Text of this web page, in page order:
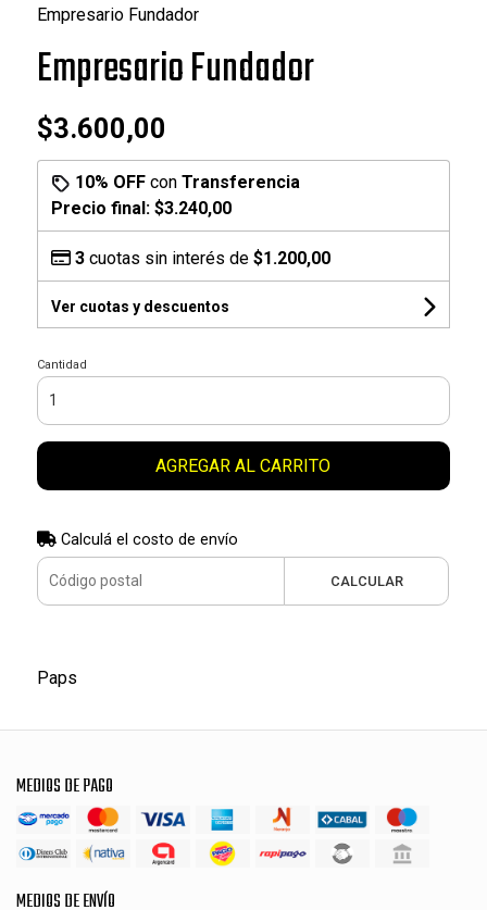
Empresario Fundador
Empresario Fundador
$3.600,00
10% OFFcon Transferencia
Precio final: $3.240,00
3cuotas sin interés de $1.200,00
Ver cuotas y descuentos
Cantidad
AGREGAR AL CARRITO
Calculá el costo de envío
CALCULAR
Paps
MEDIOS DE PAGO
MEDIOS DE ENVÍO